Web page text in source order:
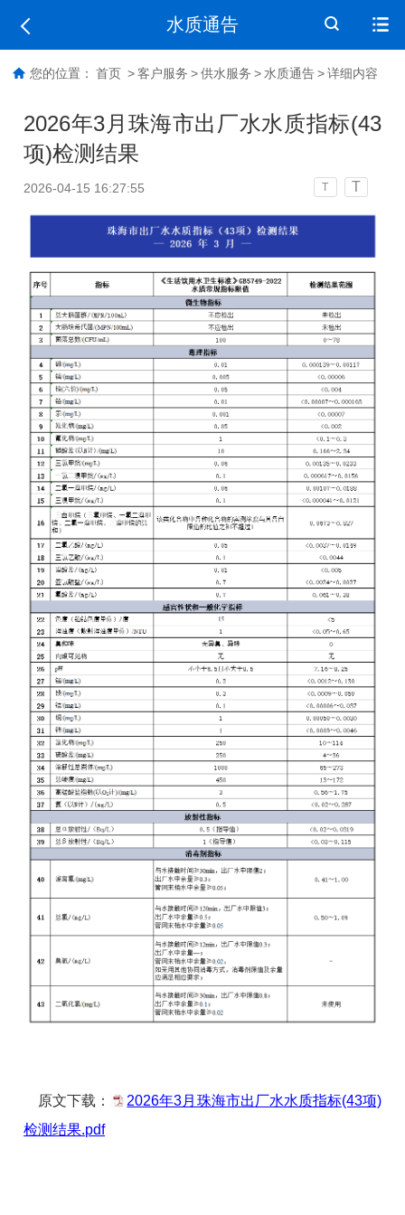
水质通告
您的位置： 首页 > 客户服务 > 供水服务 > 水质通告 > 详细内容
2026年3月珠海市出厂水水质指标(43
项)检测结果
2026-04-15 16:27:55 T T
原文下载：
2026年3月珠海市出厂水水质指标(43项)
检测结果.pdf